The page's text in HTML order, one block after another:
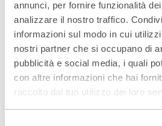
annunci, per fornire funzionalità
analizzare il nostro traffico.
informazioni sul modo in cui
nostri partner che si occupano di
pubblicità e social media, i quali
con altre informazioni che hai
raccolto dal tuo utilizzo dei loro
Reading tra poesia, vita,
aperto
17 - 22 Novembre 2026
Un’esperienza collettivaalla
educatore, poeta e instancabile
invito allapartecipazione, aldialogo